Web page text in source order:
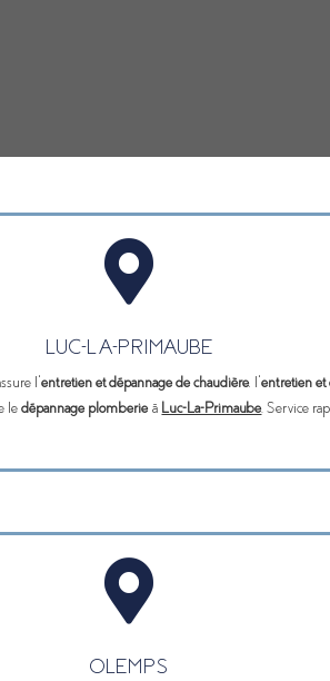

LUC-LA-PRIMAUBE
l’entretien et dépannage de chaudière, l’entretien et
ledépannage plomberieà Luc-La-Primaube. Service

OLEMPS